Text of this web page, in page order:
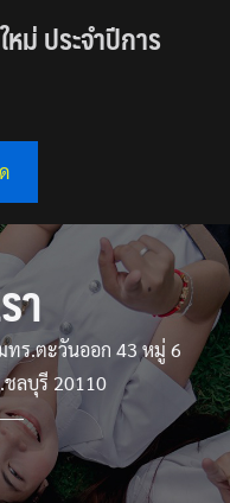
ม่ ประจำปีการ
า
ทร.ตะวันออก 43 หมู่ 6
ชลบุรี 20110